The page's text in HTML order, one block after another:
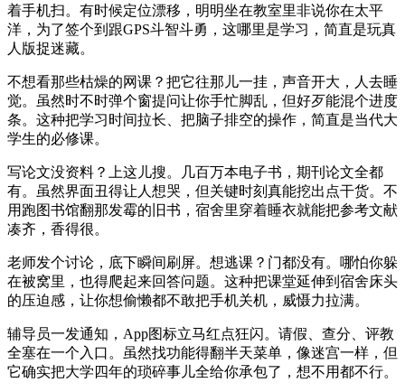
着手机扫。有时候定位漂移，明明坐在教室里非说你在太平
洋，为了签个到跟GPS斗智斗勇，这哪里是学习，简直是玩真
人版捉迷藏。
不想看那些枯燥的网课？把它往那儿一挂，声音开大，人去睡
觉。虽然时不时弹个窗提问让你手忙脚乱，但好歹能混个进度
条。这种把学习时间拉长、把脑子排空的操作，简直是当代大
学生的必修课。
写论文没资料？上这儿搜。几百万本电子书，期刊论文全都
有。虽然界面丑得让人想哭，但关键时刻真能挖出点干货。不
用跑图书馆翻那发霉的旧书，宿舍里穿着睡衣就能把参考文献
凑齐，香得很。
老师发个讨论，底下瞬间刷屏。想逃课？门都没有。哪怕你躲
在被窝里，也得爬起来回答问题。这种把课堂延伸到宿舍床头
的压迫感，让你想偷懒都不敢把手机关机，威慑力拉满。
辅导员一发通知，App图标立马红点狂闪。请假、查分、评教
全塞在一个入口。虽然找功能得翻半天菜单，像迷宫一样，但
它确实把大学四年的琐碎事儿全给你承包了，想不用都不行。